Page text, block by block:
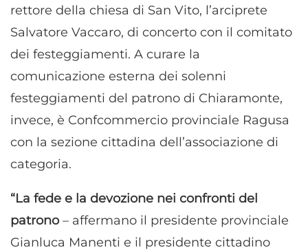
rettore della chiesa di San Vito, l’arciprete
Salvatore Vaccaro, di concerto con il comitato
dei festeggiamenti. A curare la
comunicazione esterna dei solenni
festeggiamenti del patrono di Chiaramonte,
invece, è Confcommercio provinciale Ragusa
con la sezione cittadina dell’associazione di
categoria.
“La fede e la devozione nei confronti del
patrono– affermano il presidente provinciale
Gianluca Manenti e il presidente cittadino